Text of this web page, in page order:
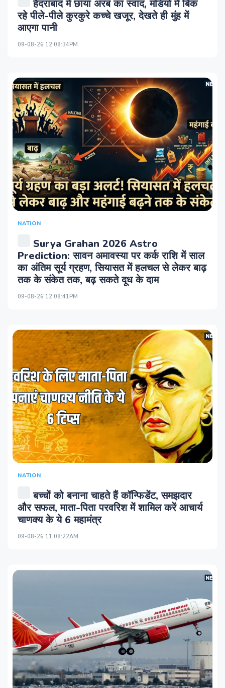
हैदराबाद में छाया अरब का स्वाद, मंडियों में बिक
रहे पीले-पीले कुरकुरे कच्चे खजूर, देखते ही मुंह में
आएगा पानी
09-08-26 12:08:34PM
NATION
Surya Grahan 2026 Astro
Prediction: सावन अमावस्या पर कर्क राशि में साल
का अंतिम सूर्य ग्रहण, सियासत में हलचल से लेकर बाढ़
तक के संकेत तक, बढ़ सकते दूध के दाम
09-08-26 12:08:41PM
NATION
बच्चों को बनाना चाहते हैं कॉन्फिडेंट, समझदार
और सफल, माता-पिता परवरिश में शामिल करें आचार्य
चाणक्य के ये 6 महामंत्र
09-08-26 11:08:22AM